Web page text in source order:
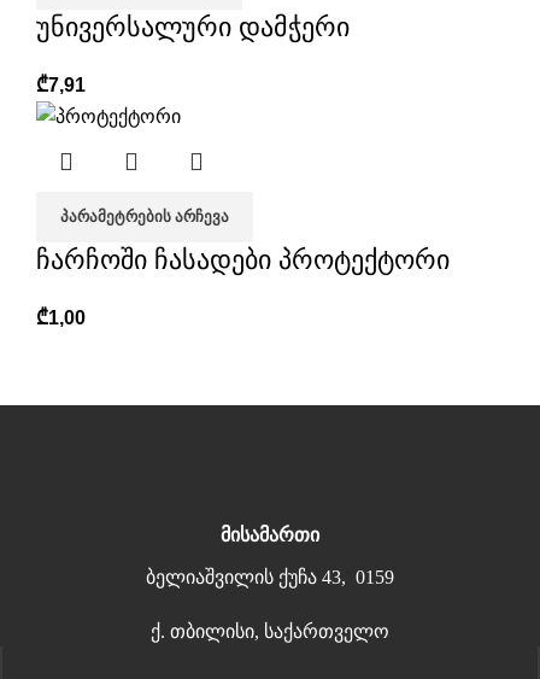
უნივერსალური დამჭერი
₾7,91
ᲞᲐᲠᲐᲛᲔᲢᲠᲔᲑᲘᲡ ᲐᲠᲩᲔᲕᲐ
ჩარჩოში ჩასადები პროტექტორი
₾1,00
მისამართი
ბელიაშვილის ქუჩა 43, 0159
ქ. თბილისი, საქართველო